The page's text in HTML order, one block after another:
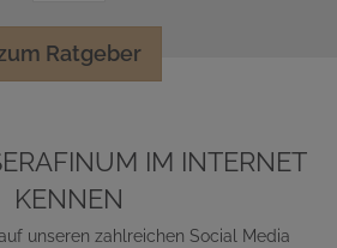
Ratgeber
IM INTERNET
KENNEN
unseren zahlreichen Social Media